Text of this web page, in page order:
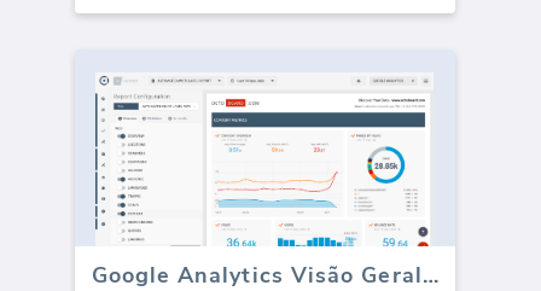
Google Analytics Visão Geral de Conteúdo (Relatório)